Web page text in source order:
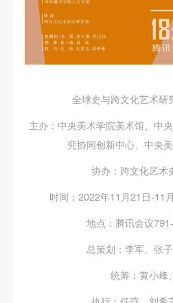
全球史与跨文化艺术研
主办：中央美术学院美术馆、中
究协同创新中心、中央
协办：跨文化艺术
时间：2022年11月21日-11
地点：腾讯会议
总策划：李军、张
统筹：黄小峰